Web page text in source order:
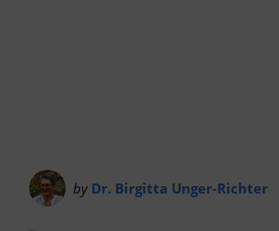
by Dr. Birgitta Unger-Richter